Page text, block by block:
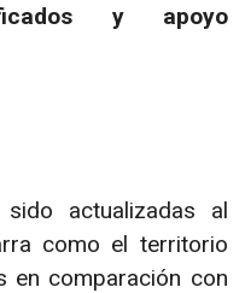
y apoyo
sido actualizadas al
como el territorio
en comparación con